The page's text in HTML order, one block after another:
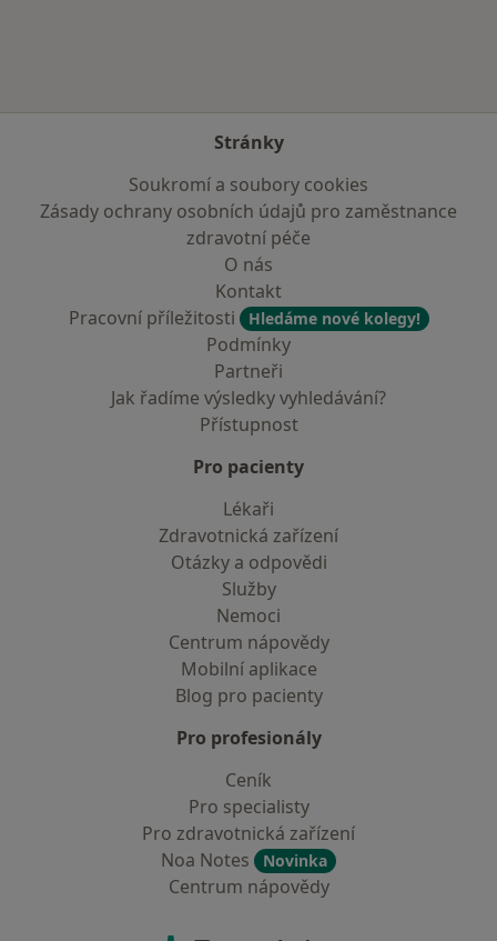
Stránky
Soukromí a soubory cookies
Zásady ochrany osobních údajů pro zaměstnance
zdravotní péče
O nás
Kontakt
Pracovní příležitosti
Hledáme nové kolegy!
Podmínky
Partneři
Jak řadíme výsledky vyhledávání?
Přístupnost
Pro pacienty
Lékaři
Zdravotnická zařízení
Otázky a odpovědi
Služby
Nemoci
Centrum nápovědy
Mobilní aplikace
Blog pro pacienty
Pro profesionály
Ceník
Pro specialisty
Pro zdravotnická zařízení
Noa Notes
Novinka
Centrum nápovědy